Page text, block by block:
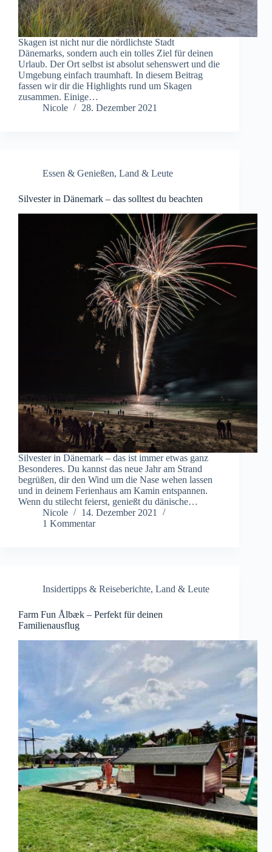
Skagen ist nicht nur die nördlichste Stadt
Dänemarks, sondern auch ein tolles Ziel für deinen
Urlaub. Der Ort selbst ist absolut sehenswert und die
Umgebung einfach traumhaft. In diesem Beitrag
fassen wir dir die Highlights rund um Skagen
zusammen. Einige…
Nicole
28. Dezember 2021
Essen & Genießen, Land & Leute
Silvester in Dänemark – das solltest du beachten
Silvester in Dänemark – das ist immer etwas ganz
Besonderes. Du kannst das neue Jahr am Strand
begrüßen, dir den Wind um die Nase wehen lassen
und in deinem Ferienhaus am Kamin entspannen.
Wenn du stilecht feierst, genießt du dänische…
Nicole
14. Dezember 2021
1 Kommentar
Insidertipps & Reiseberichte, Land & Leute
Farm Fun Ålbæk – Perfekt für deinen
Familienausflug